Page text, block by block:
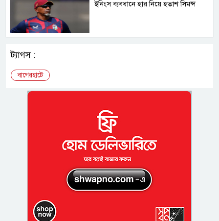
ইনিংস ব্যবধানে হার নিয়ে হতাশ সিমন্স
ট্যাগস :
বাগেরহাটে